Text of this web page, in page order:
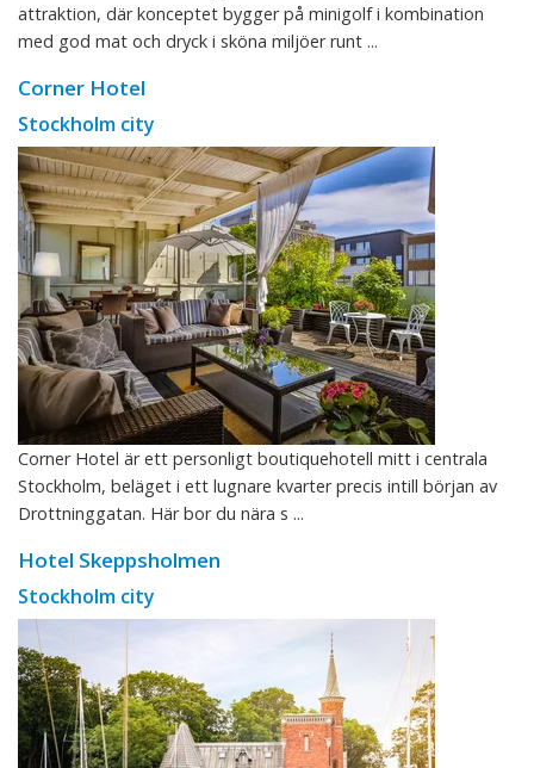
attraktion, där konceptet bygger på minigolf i kombination
med god mat och dryck i sköna miljöer runt ...
Corner Hotel
Stockholm city
Corner Hotel är ett personligt boutiquehotell mitt i centrala
Stockholm, beläget i ett lugnare kvarter precis intill början av
Drottninggatan. Här bor du nära s ...
Hotel Skeppsholmen
Stockholm city